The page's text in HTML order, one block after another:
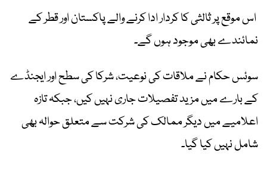
اس موقع پر ثالثی کا کردار ادا کرنے والے پاکستان اور قطر کے
نمائندے بھی موجود ہوں گے۔
سوئس حکام نے ملاقات کی نوعیت، شرکا کی سطح اور ایجنڈے
کے بارے میں مزید تفصیلات جاری نہیں کیں، جبکہ تازہ
اعلامیے میں دیگر ممالک کی شرکت سے متعلق حوالہ بھی
شامل نہیں کیا گیا۔